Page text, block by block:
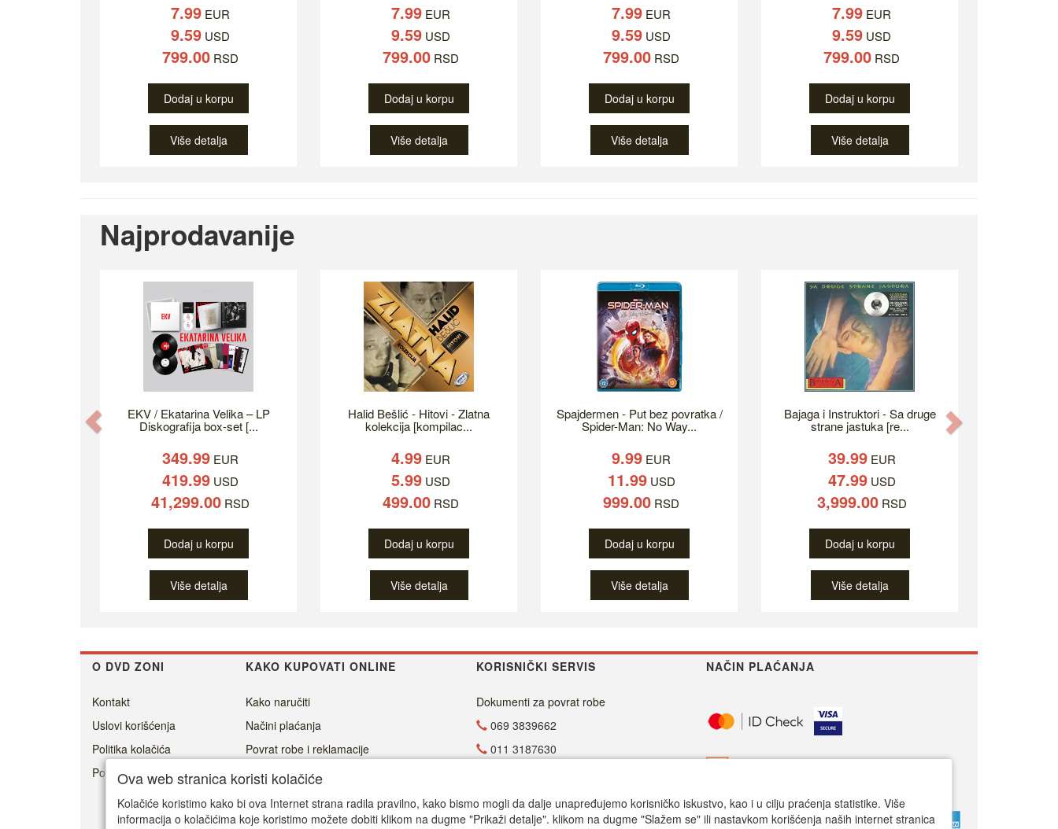
7.99 EUR
9.59 USD
799.00 RSD
Dodaj u korpu
Više detalja
7.99 EUR
9.59 USD
799.00 RSD
Dodaj u korpu
Više detalja
7.99 EUR
9.59 USD
799.00 RSD
Dodaj u korpu
Više detalja
7.99 EUR
9.59 USD
799.00 RSD
Dodaj u korpu
Više detalja
Najprodavanije
EKV / Ekatarina Velika – LP
Diskografija box-set [...
349.99 EUR
419.99 USD
41,299.00 RSD
Dodaj u korpu
Više detalja
Halid Bešlić - Hitovi - Zlatna
kolekcija [kompilac...
4.99 EUR
5.99 USD
499.00 RSD
Dodaj u korpu
Više detalja
Spajdermen - Put bez povratka /
Spider-Man: No Way...
9.99 EUR
11.99USD
999.00 RSD
Dodaj u korpu
Više detalja
Bajaga i Instruktori - Sa druge
strane jastuka [re...
39.99EUR
47.99USD
3,999.00RSD
Dodaj u korpu
Više detalja
Previous
O DVD ZONI KAKO KUPOVATI ONLINE KORISNIČKI SERVIS NAČIN PLAĆANJA
Kontakt
Uslovi korišćenja
Politika kolačića
Politika privatnosti
Kako naručiti
Načini plaćanja
Povrat robe i reklamacije
Cenovnik dostave
Isporuka
Dokumenti za povrat robe
069 3839662
011 3187630
office@dvdzona.co.rs
Radno vreme
Ova web stranica koristi kolačiće
Kolačiće koristimo kako bi ova Internet strana radila pravilno, kako bismo mogli da dalje unapređujemo korisničko iskustvo, kao i u cilju praćenja statistike. Više
informacija o kolačićima koje koristimo možete dobiti klikom na dugme "Prikaži detalje". klikom na dugme "Slažem se" ili nastavkom korišćenja naših internet stranica